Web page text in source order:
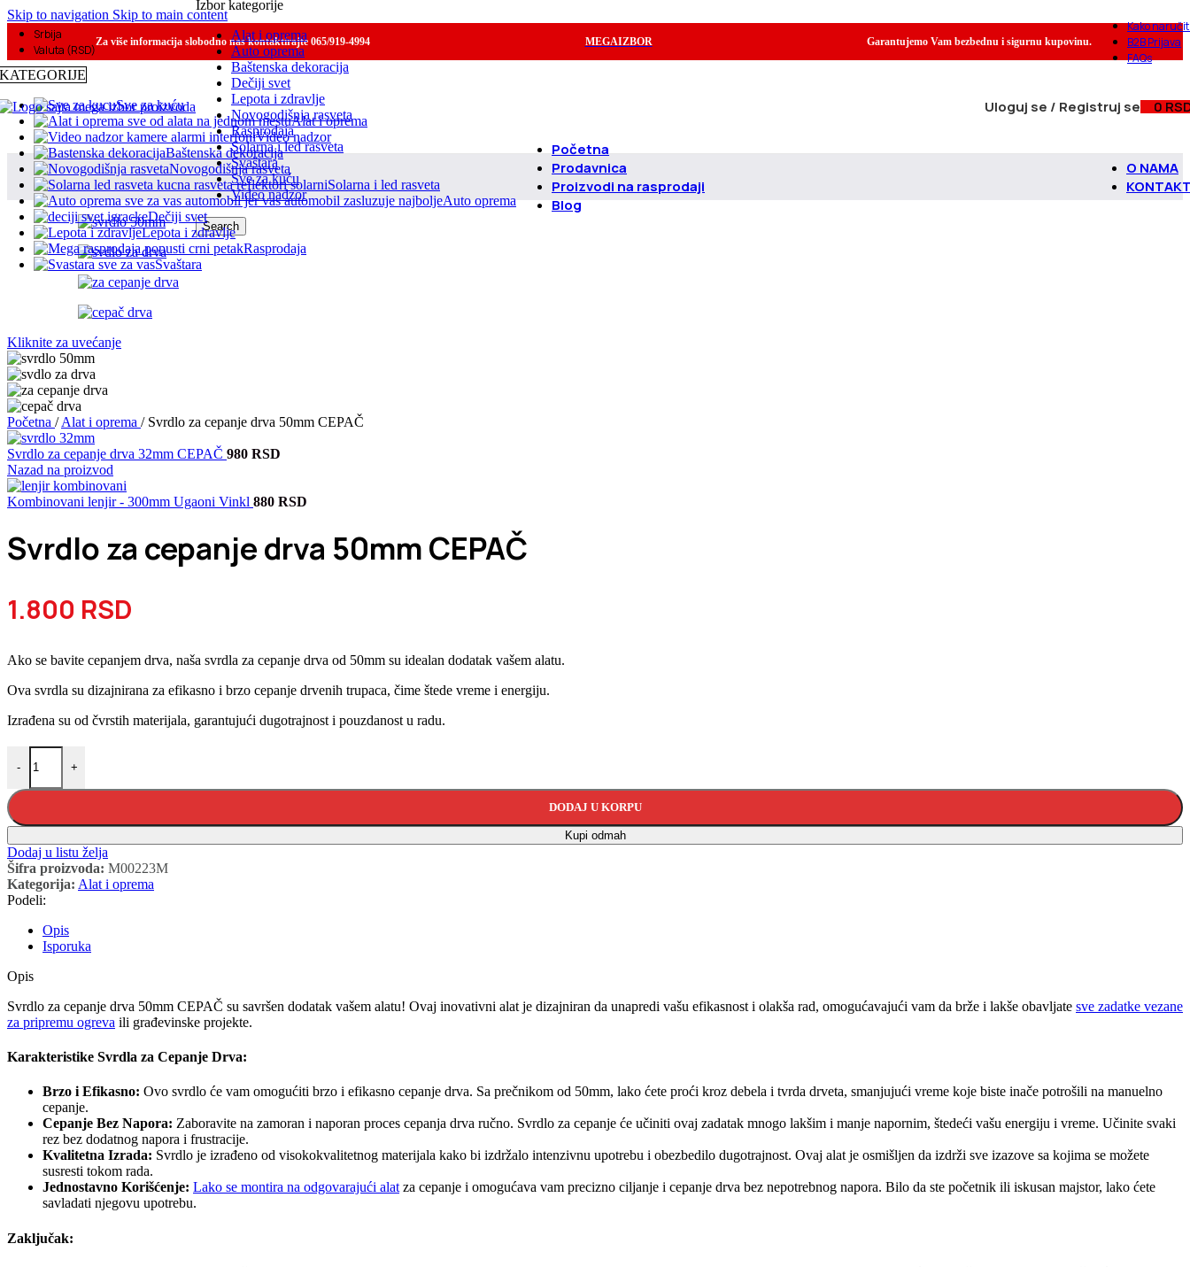
Skip to navigation Skip to main content
Srbija
Valuta (RSD)
Za više informacija slobodno nas kontaktirajte 065/919-4994 MEGAIZBOR Garantujemo Vam bezbednu i sigurnu kupovinu.
Kako
B2B Prijava
FAQs
Izbor kategorije
Alat i oprema
Auto oprema
Baštenska dekoracija
Dečiji svet
Lepota i zdravlje
Novogodišnja rasveta
Rasprodaja
Solarna i led rasveta
Svaštara
Sve za kuću
Video nadzor
Search
Uloguj se / Registruj se 0
KATEGORIJE
Sve za kuću
Alat i oprema
Video nadzor
Baštenska dekoracija
Novogodišnja rasveta
Solarna i led rasveta
Auto oprema
Dečiji svet
Lepota i zdravlje
Rasprodaja
Svaštara
Početna
Prodavnica
Proizvodi na rasprodaji
Blog
O NAMA
Kliknite za uvećanje
Početna / Alat i oprema / Svrdlo za cepanje drva 50mm CEPAČ
Svrdlo za cepanje drva 32mm CEPAČ 980 RSD
Nazad na proizvod
Kombinovani lenjir - 300mm Ugaoni Vinkl 880 RSD
Svrdlo za cepanje drva 50mm CEPAČ
1.800 RSD
Ako se bavite cepanjem drva, naša svrdla za cepanje drva od 50mm su idealan dodatak vašem alatu.
Ova svrdla su dizajnirana za efikasno i brzo cepanje drvenih trupaca, čime štede vreme i energiju.
Izrađena su od čvrstih materijala, garantujući dugotrajnost i pouzdanost u radu.
-
Svrdlo za cepanje drva 50mm CEPAČ količina
+
DODAJ U KORPU
Kupi odmah
Dodaj u listu želja
Šifra proizvoda: M00223M
Kategorija: Alat i oprema
Podeli:
Opis
Isporuka
Opis
Svrdlo za cepanje drva 50mm CEPAČ su savršen dodatak vašem alatu! Ovaj inovativni alat je dizajniran da unapredi vašu efikasnost i olakša rad, omogućavajući vam da brže i lakše obavljate sve zadatke vezane
za pripremu ogreva ili građevinske projekte.
Karakteristike Svrdla za Cepanje Drva:
Brzo i Efikasno: Ovo svrdlo će vam omogućiti brzo i efikasno cepanje drva. Sa prečnikom od 50mm, lako ćete proći kroz debela i tvrda drveta, smanjujući vreme koje biste inače potrošili na manuelno
cepanje.
Cepanje Bez Napora: Zaboravite na zamoran i naporan proces cepanja drva ručno. Svrdlo za cepanje će učiniti ovaj zadatak mnogo lakšim i manje napornim, štedeći vašu energiju i vreme. Učinite svaki
rez bez dodatnog napora i frustracije.
Kvalitetna Izrada: Svrdlo je izrađeno od visokokvalitetnog materijala kako bi izdržalo intenzivnu upotrebu i obezbedilo dugotrajnost. Ovaj alat je osmišljen da izdrži sve izazove sa kojima se možete
susresti tokom rada.
Jednostavno Korišćenje: Lako se montira na odgovarajući alat za cepanje i omogućava vam precizno ciljanje i cepanje drva bez nepotrebnog napora. Bilo da ste početnik ili iskusan majstor, lako ćete
savladati njegovu upotrebu.
Zaključak: